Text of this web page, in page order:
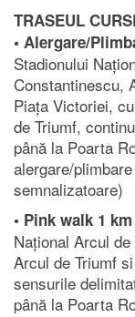
TRASEUL
• Alergare/
Stadionului
Constantinescu,
Piața Victoriei,
de Triumf,
până la Poarta
alergare/
semnalizatoare)
• Pink walk 1 km
Național Arcul
Arcul de Triumf
sensurile
până la Poarta